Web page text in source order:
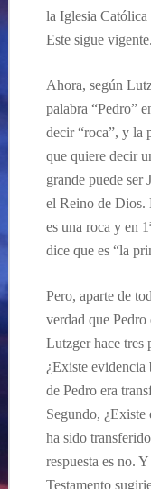
la Iglesia
Este sigue vigente.
Ahora, según
palabra “Pedro”
decir “roca”, y la
que quiere decir
grande puede ser
el Reino de Dios.
es una roca y en
dice que es “la
Pero, aparte de
verdad que
Lutzger hace tres
¿Existe evidencia
de Pedro era
Segundo, ¿Existe
ha sido
respuesta es no.
Testamento